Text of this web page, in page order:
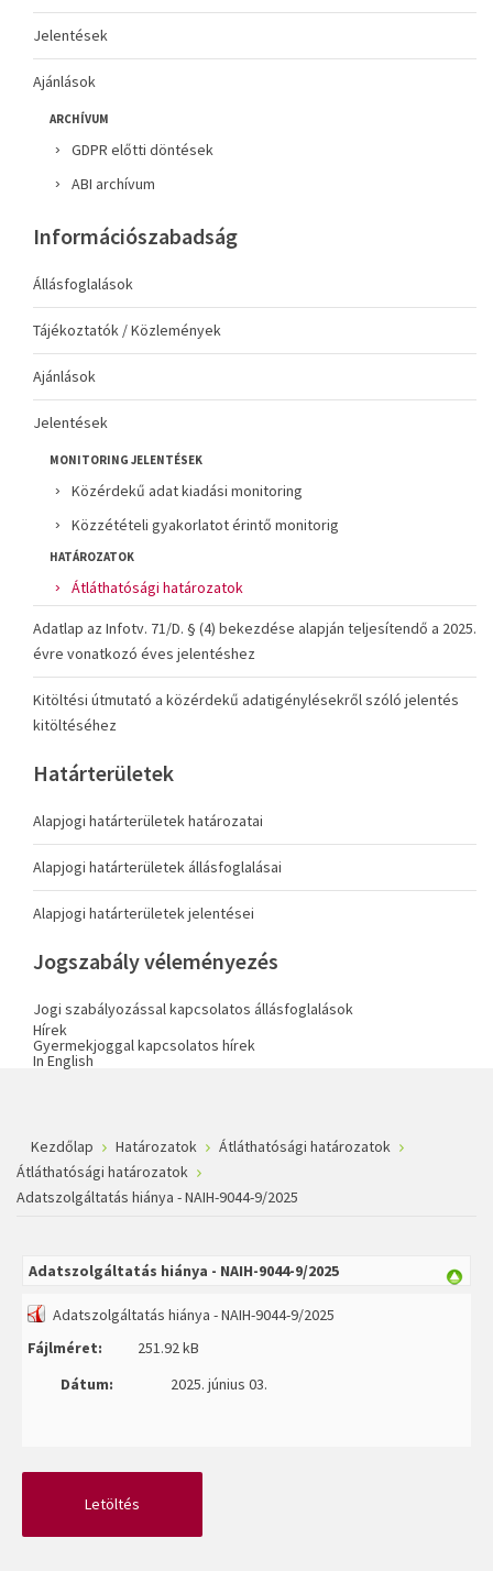
Jelentések
Ajánlások
ARCHÍVUM
GDPR előtti döntések
ABI archívum
Információszabadság
Állásfoglalások
Tájékoztatók / Közlemények
Ajánlások
Jelentések
MONITORING JELENTÉSEK
Közérdekű adat kiadási monitoring
Közzétételi gyakorlatot érintő monitorig
HATÁROZATOK
Átláthatósági határozatok
Adatlap az Infotv. 71/D. § (4) bekezdése alapján teljesítendő a 2025.
évre vonatkozó éves jelentéshez
Kitöltési útmutató a közérdekű adatigénylésekről szóló jelentés
kitöltéséhez
Határterületek
Alapjogi határterületek határozatai
Alapjogi határterületek állásfoglalásai
Alapjogi határterületek jelentései
Jogszabály véleményezés
Jogi szabályozással kapcsolatos állásfoglalások
Hírek
Gyermekjoggal kapcsolatos hírek
In English
Kezdőlap Határozatok
Átláthatósági határozatok
Átláthatósági határozatok
Adatszolgáltatás hiánya - NAIH-9044-9/2025
Adatszolgáltatás hiánya - NAIH-9044-9/2025
Adatszolgáltatás hiánya - NAIH-9044-9/2025
Fájlméret:
251.92 kB
Dátum:
2025. június 03.